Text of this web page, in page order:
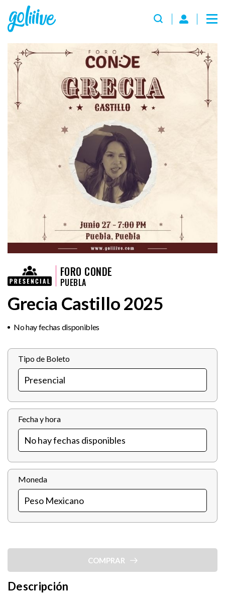
FORO CONDE
PUEBLA
Grecia Castillo 2025
No hay fechas disponibles
Tipo de Boleto
Fecha y hora
Moneda
COMPRAR
Descripción